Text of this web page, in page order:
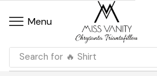
Menu
Search for 🔥 Shirt